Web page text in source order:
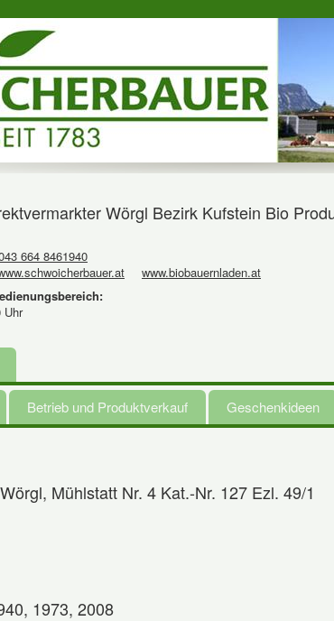
Wörgl Bezirk Kufstein Bio
664 8461940
www.biobauernladen.at
Uhr
Betrieb und Produktverkauf Geschenkideen
Mühlstatt Nr. 4 Kat.-Nr. 127 Ezl. 49/1
1973, 2008